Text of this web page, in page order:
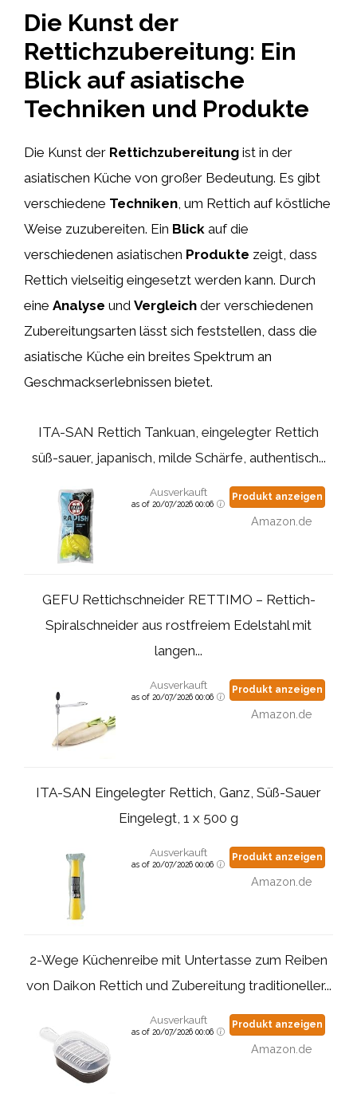
Die Kunst der
Rettichzubereitung: Ein
Blick auf asiatische
Techniken und Produkte
Die Kunst der Rettichzubereitung ist in der
asiatischen Küche von großer Bedeutung. Es gibt
verschiedene Techniken, um Rettich auf köstliche
Weise zuzubereiten. Ein Blick auf die
verschiedenen asiatischen Produkte zeigt, dass
Rettich vielseitig eingesetzt werden kann. Durch
eine Analyse und Vergleich der verschiedenen
Zubereitungsarten lässt sich feststellen, dass die
asiatische Küche ein breites Spektrum an
Geschmackserlebnissen bietet.
ITA-SAN Rettich Tankuan, eingelegter Rettich
süß-sauer, japanisch, milde Schärfe, authentisch...
Ausverkauft
as of 20/07/2026 00:06
Produkt anzeigen
Amazon.de
GEFU Rettichschneider RETTIMO – Rettich-
Spiralschneider aus rostfreiem Edelstahl mit
langen...
Ausverkauft
as of 20/07/2026 00:06
Produkt anzeigen
Amazon.de
ITA-SAN Eingelegter Rettich, Ganz, Süß-Sauer
Eingelegt, 1 x 500 g
Ausverkauft
as of 20/07/2026 00:06
Produkt anzeigen
Amazon.de
2-Wege Küchenreibe mit Untertasse zum Reiben
von Daikon Rettich und Zubereitung traditioneller...
Ausverkauft
as of 20/07/2026 00:06
Produkt anzeigen
Amazon.de